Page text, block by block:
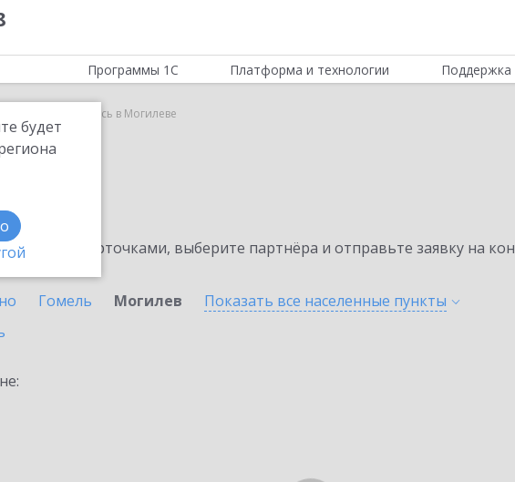
будет
Программы 1С Платформа и технологии Поддержка
1С:Подпись в Могилеве
карточками, выберите партнёра и отправьте заявку на
Гомель Могилев Показать все населенные пункты